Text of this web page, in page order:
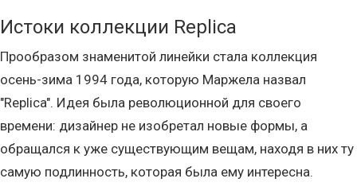
Истоки коллекции Replica
Прообразом знаменитой линейки стала коллекция
осень-зима 1994 года, которую Маржела назвал
"Replica". Идея была революционной для своего
времени: дизайнер не изобретал новые формы, а
обращался к уже существующим вещам, находя в них ту
самую подлинность, которая была ему интересна.